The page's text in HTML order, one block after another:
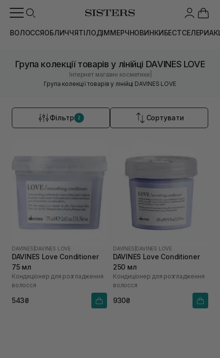
ВОЛОССЯОБЛИЧЧЯТІЛОДІММЕРЧНОВИНКИБЕСТСЕЛЕРИ
Група колекції товарів у лінійці DAVINES LOVE
Інтернет магазин косметики
Група колекції товарів у лінійці DAVINES LOVE
Фільтр 2 Сортувати
DAVINES DAVINES LOVE
DAVINES Love Conditioner
75 мл
Кондиціонер для розгладження
волосся
543₴
DAVINES DAVINES LOVE
DAVINES Love Conditioner
250 мл
Кондиціонер для розгладження
волосся
930₴